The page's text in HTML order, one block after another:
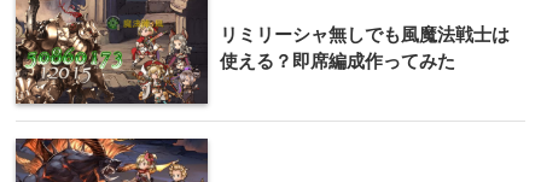
リミリーシャ無しでも風魔法戦士は
使える？即席編成作ってみた